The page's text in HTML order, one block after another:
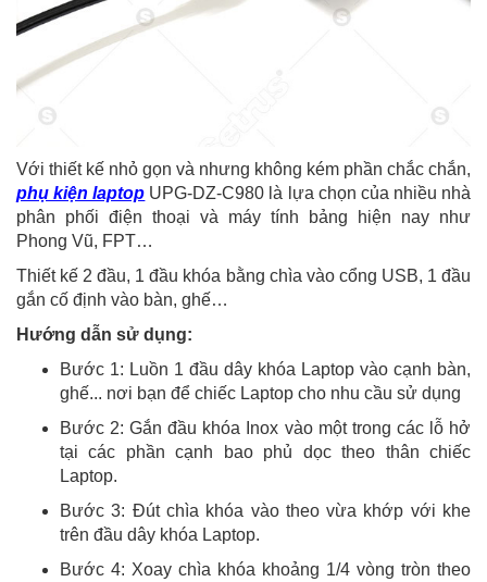
Với thiết kế nhỏ gọn và nhưng không kém phần chắc chắn,
phụ kiện laptop UPG-DZ-C980 là lựa chọn của nhiều nhà
phân phối điện thoại và máy tính bảng hiện nay như
Phong Vũ, FPT…
Thiết kế 2 đầu, 1 đầu khóa bằng chìa vào cổng USB, 1 đầu
gắn cố định vào bàn, ghế…
Hướng dẫn sử dụng:
Bước 1: Luồn 1 đầu dây khóa Laptop vào cạnh bàn,
ghế... nơi bạn để chiếc Laptop cho nhu cầu sử dụng
Bước 2: Gắn đầu khóa Inox vào một trong các lỗ hở
tại các phần cạnh bao phủ dọc theo thân chiếc
Laptop.
Bước 3: Đút chìa khóa vào theo vừa khớp với khe
trên đầu dây khóa Laptop.
Bước 4: Xoay chìa khóa khoảng 1/4 vòng tròn theo